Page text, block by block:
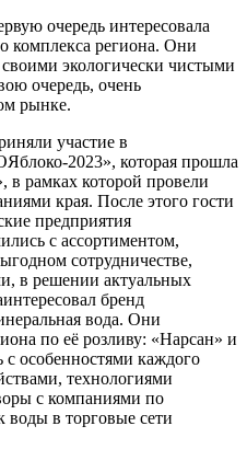
очередь интересовала
комплекса региона. Они
экологически чистыми
очередь, очень
рынке.
участие в
2023», которая прошла
рамках которой провели
края. После этого гости
предприятия
с ассортиментом,
сотрудничестве,
в решении актуальных
бренд
вода. Они
по её розливу: «Нарсан» и
с особенностями каждого
технологиями
с компаниями по
в торговые сети